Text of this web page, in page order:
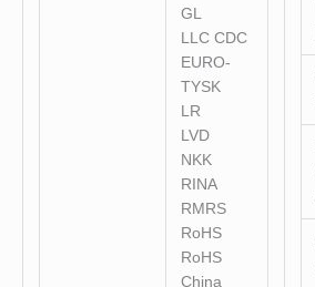
GL
LLC CDC
EURO-
TYSK
LR
LVD
NKK
RINA
RMRS
RoHS
RoHS
China